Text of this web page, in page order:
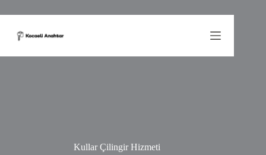
to
Kullar Çilingir Hizmeti